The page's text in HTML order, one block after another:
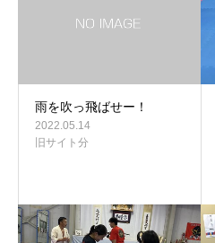
雨を吹っ飛ばせー！
2022.05.14
旧サイト分